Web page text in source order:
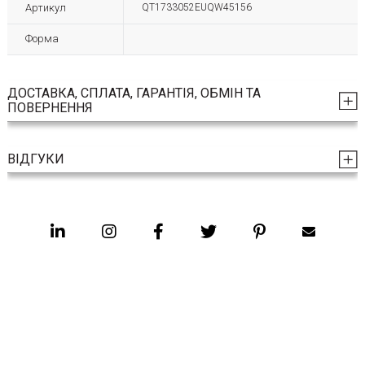
Артикул QT1733052EUQW45156
Форма
ДОСТАВКА, СПЛАТА, ГАРАНТІЯ, ОБМІН ТА
ПОВЕРНЕННЯ
ВІДГУКИ